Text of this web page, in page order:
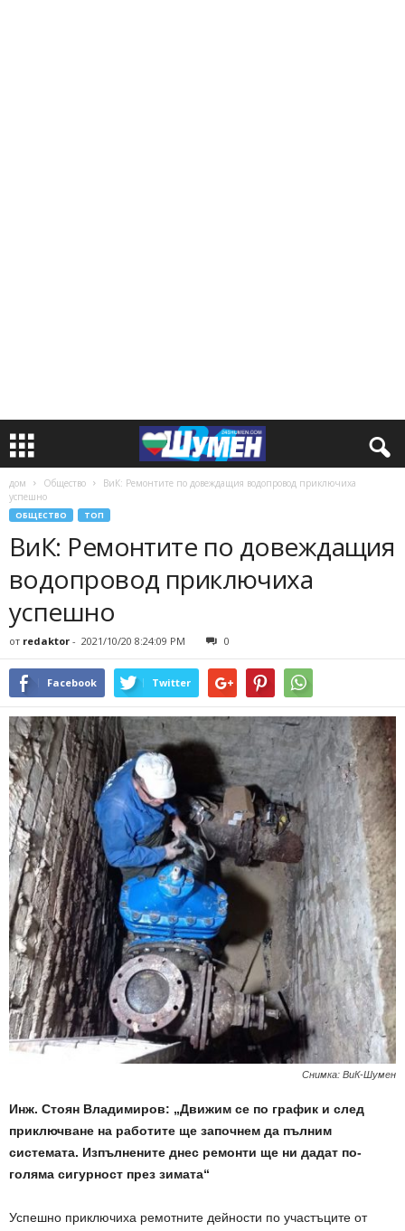
дом Общество
ВиК: Ремонтите по довеждащия водопровод приключиха
успешно
ОБЩЕСТВО ТОП
ВиК: Ремонтите по довеждащия
водопровод приключиха
успешно
от redaktor - 2021/10/20 8:24:09 PM 0
Facebook Twitter
Снимка: ВиК-Шумен
Инж. Стоян Владимиров: „Движим се по график и след
приключване на работите ще започнем да пълним
системата. Изпълнените днес ремонти ще ни дадат по-
голяма сигурност през зимата“
Успешно приключиха ремотните дейности по участъците от